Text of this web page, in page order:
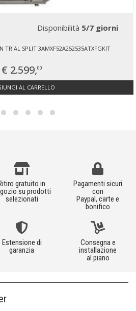
Disponibilità 5/7 giorni
TRIAL SPLIT 3AMXF52A252535ATXFGKIT
€ 2.599,00
AL CARRELLO
gratuito in
su prodotti
selezionati
Pagamenti sicuri
con
Paypal, carte e
bonifico
Estensione di
garanzia
Consegna e
installazione
al piano